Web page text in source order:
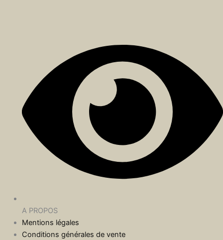
A PROPOS
Mentions légales
Conditions générales de vente